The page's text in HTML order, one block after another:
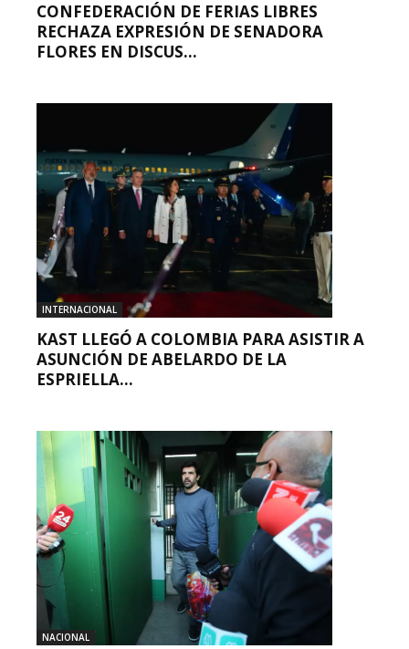
CONFEDERACIÓN DE FERIAS LIBRES
RECHAZA EXPRESIÓN DE SENADORA
FLORES EN DISCUS...
INTERNACIONAL
KAST LLEGÓ A COLOMBIA PARA ASISTIR A
ASUNCIÓN DE ABELARDO DE LA
ESPRIELLA...
NACIONAL